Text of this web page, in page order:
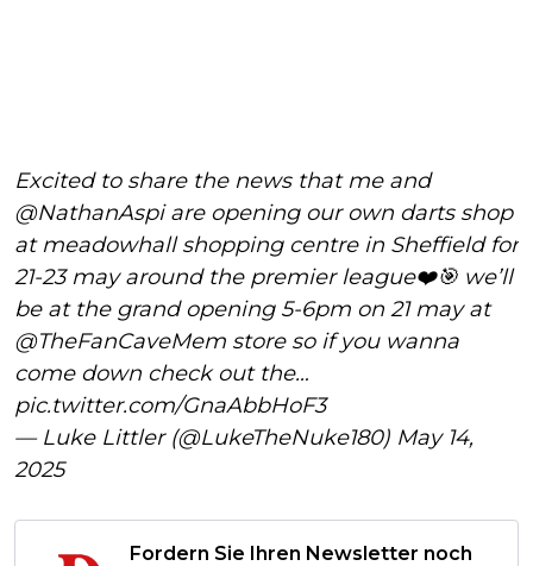
Excited to share the news that me and
@NathanAspiare opening our own darts shop
at meadowhall shopping centre in Sheffield for
21-23 may around the premier league❤️🎯 we’ll
be at the grand opening 5-6pm on 21 may at
@TheFanCaveMem store so if you wanna
come down check out the…
pic.twitter.com/GnaAbbHoF3
— Luke Littler (@LukeTheNuke180) May 14,
2025
Fordern Sie Ihren Newsletter noch